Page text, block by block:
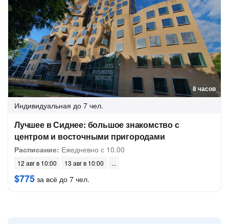
8 часов
Индивидуальная до 7 чел.
Лучшее в Сиднее: большое знакомство с
центром и восточными пригородами
Расписание: Ежедневно с 10.00
12 авг в 10:00 13 авг в 10:00
$775 за всё до 7 чел.